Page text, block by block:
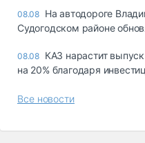
08.08 На автодороге
Судогодском районе
08.08 КАЗ нарастит
на 20% благодаря
Все новости